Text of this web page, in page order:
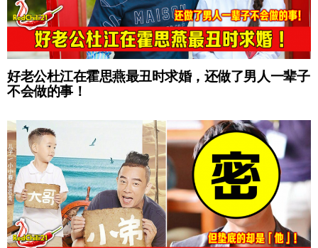
好老公杜江在霍思燕最丑时求婚，还做了男人一辈子
不会做的事！